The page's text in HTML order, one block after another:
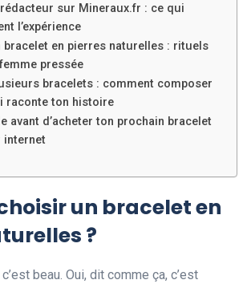
sur Mineraux.fr : ce qui
l’expérience
bracelet en pierres naturelles : rituels
pressée
bracelets : comment composer
raconte ton histoire
avant d’acheter ton prochain bracelet
internet
un bracelet en
?
beau. Oui, dit comme ça, c’est